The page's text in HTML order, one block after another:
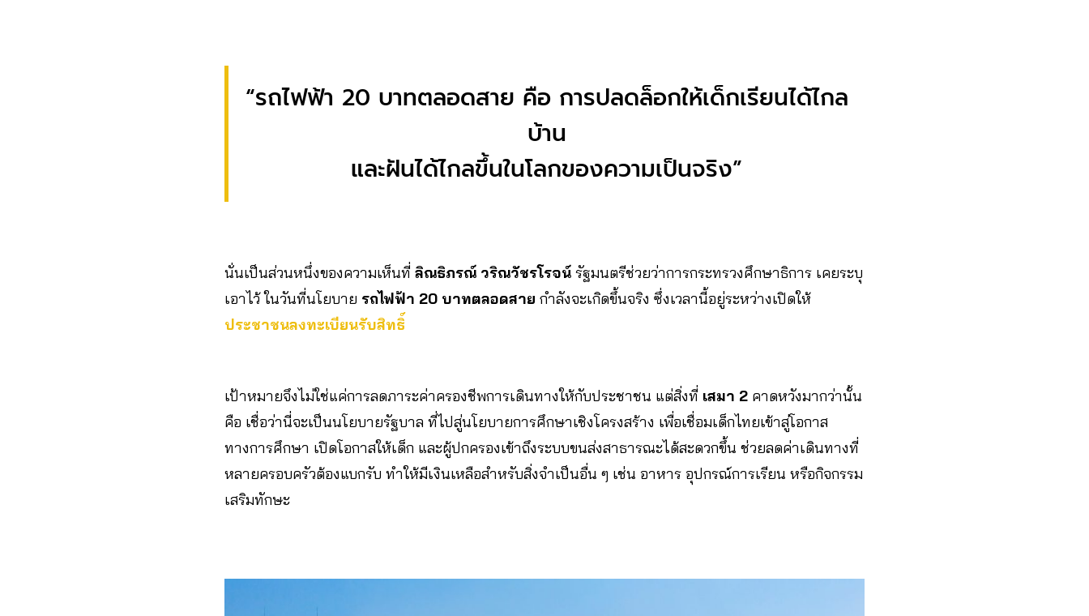
“รถไฟฟ้า 20 บาทตลอดสาย คือ การปลดล็อกให้เด็กเรียนได้ไกล
บ้าน
และฝันได้ไกลขึ้นในโลกของความเป็นจริง”
นั่นเป็นส่วนหนึ่งของความเห็นที่ ลิณธิภรณ์ วริณวัชรโรจน์ รัฐมนตรีช่วยว่าการกระทรวงศึกษาธิการ เคยระบุ
เอาไว้ ในวันที่นโยบาย รถไฟฟ้า 20 บาทตลอดสาย กำลังจะเกิดขึ้นจริง ซึ่งเวลานี้อยู่ระหว่างเปิดให้
ประชาชนลงทะเบียนรับสิทธิ์
เป้าหมายจึงไม่ใช่แค่การลดภาระค่าครองชีพการเดินทางให้กับประชาชน แต่สิ่งที่ เสมา 2 คาดหวังมากว่านั้น
คือ เชื่อว่านี่จะเป็นนโยบายรัฐบาล ที่ไปสู่นโยบายการศึกษาเชิงโครงสร้าง เพื่อเชื่อมเด็กไทยเข้าสู่โอกาส
ทางการศึกษา เปิดโอกาสให้เด็ก และผู้ปกครองเข้าถึงระบบขนส่งสาธารณะได้สะดวกขึ้น ช่วยลดค่าเดินทางที่
หลายครอบครัวต้องแบกรับ ทำให้มีเงินเหลือสำหรับสิ่งจำเป็นอื่น ๆ เช่น อาหาร อุปกรณ์การเรียน หรือกิจกรรม
เสริมทักษะ